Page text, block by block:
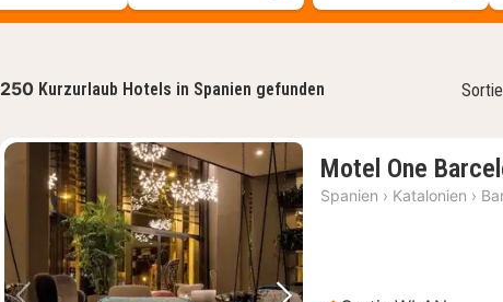
250 Kurzurlaub Hotels in Spanien gefunden
Motel One
Spanien › Katalonien ›